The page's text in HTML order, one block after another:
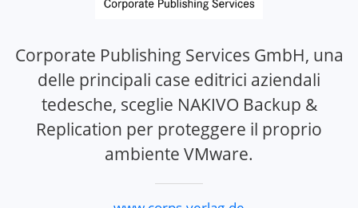
Corporate Publishing Services GmbH, una
delle principali case editrici aziendali
tedesche, sceglie NAKIVO Backup &
Replication per proteggere il proprio
ambiente VMware.